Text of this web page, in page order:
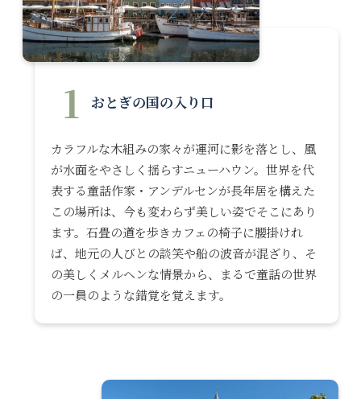
1 おとぎの国の入り口
カラフルな木組みの家々が運河に影を落とし、風
が水面をやさしく揺らすニューハウン。世界を代
表する童話作家・アンデルセンが長年居を構えた
この場所は、今も変わらず美しい姿でそこにあり
ます。石畳の道を歩きカフェの椅子に腰掛けれ
ば、地元の人びとの談笑や船の波音が混ざり、そ
の美しくメルヘンな情景から、まるで童話の世界
の一員のような錯覚を覚えます。